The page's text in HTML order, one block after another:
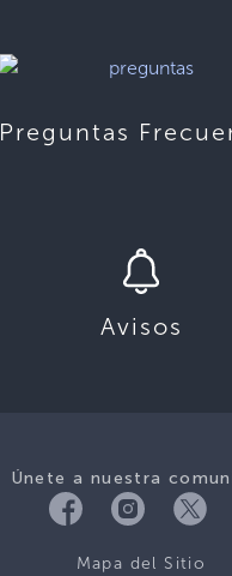
Preguntas
Avisos
Únete a nuestra
Mapa del Sitio